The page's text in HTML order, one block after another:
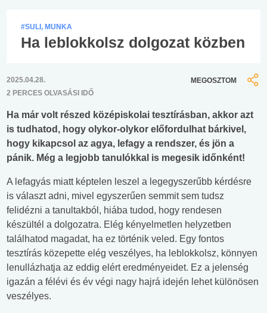
#SULI, MUNKA
Ha leblokkolsz dolgozat közben
2025.04.28.
2 PERCES OLVASÁSI IDŐ
MEGOSZTOM
Ha már volt részed középiskolai tesztírásban, akkor azt
is tudhatod, hogy olykor-olykor előfordulhat bárkivel,
hogy kikapcsol az agya, lefagy a rendszer, és jön a
pánik. Még a legjobb tanulókkal is megesik időnként!
A lefagyás miatt képtelen leszel a legegyszerűbb kérdésre
is választ adni, mivel egyszerűen semmit sem tudsz
felidézni a tanultakból, hiába tudod, hogy rendesen
készültél a dolgozatra. Elég kényelmetlen helyzetben
találhatod magadat, ha ez történik veled. Egy fontos
tesztírás közepette elég veszélyes, ha leblokkolsz, könnyen
lenullázhatja az eddig elért eredményeidet. Ez a jelenség
igazán a félévi és év végi nagy hajrá idején lehet különösen
veszélyes.